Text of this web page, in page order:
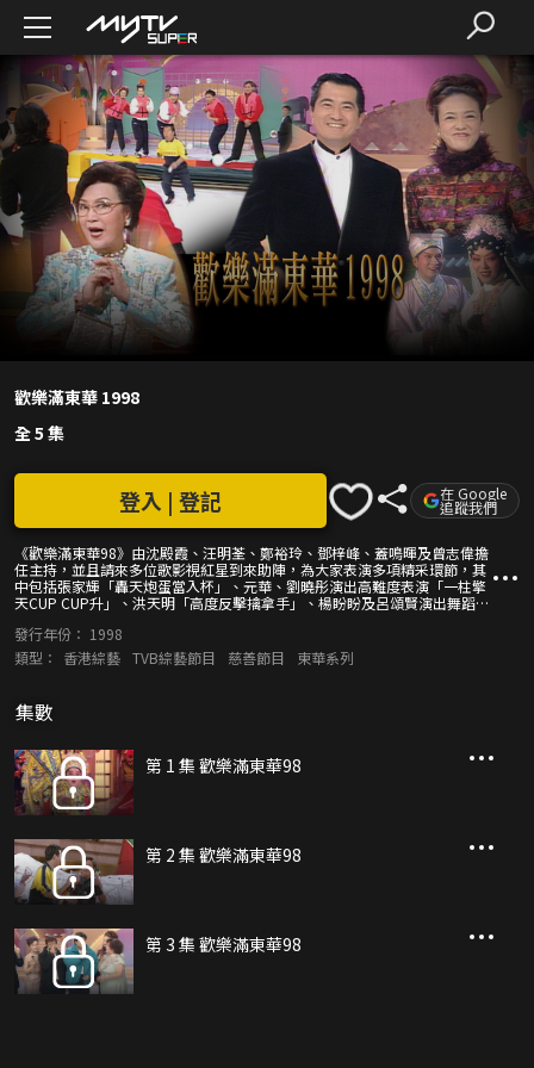
歡樂滿東華 1998
全 5 集
《歡樂滿東華98》由沈殿霞、汪明荃、鄭裕玲、鄧梓峰、蓋鳴暉及曾志偉擔
任主持，並且請來多位歌影視紅星到來助陣，為大家表演多項精采環節，其
中包括張家輝「轟天炮蛋當入杯」、元華、劉曉彤演出高難度表演「一柱擎
天CUP CUP升」、洪天明「高度反擊擒拿手」、楊盼盼及呂頌賢演出舞蹈環
莉演出歌舞環節「五美情傾DANCING秋」、藝員與總理共同參與環節「連環
球愛敢死隊」、「愛心無敵乒乓波」、「愛心無敵搵啖食」、「苦盡金來競
飲大賽」、「八乘一百無甩拖」等等，以及由張錦程、阮兆祥參與的馬拉松
捐，包括羅嘉良、馬浚偉、陳慧珊、鄭伊健、梁詠琪、鄭秀文、梅艷芳、葉
麗儀、古巨基、郭富城等等。最後會有多位歌星及粵戲紅伶表演粵劇折子
《萬世留芳張玉喬主題曲之祭英魂》、鳴芝聲劇團演出《蝶影紅梨記之亭會
- 宦遊三錯》、阮德鏘、楊千嬅演出粵劇《唐伯虎點秋香》，以及龍嘉鳳劇
團演出《艷曲醉周郎》。全台上下一眾藝鼎力演出務求為東華三院籌得最多
善款。
登入 | 登記 在 Google
追蹤我們
發行年份： 1998
類型：
香港綜藝 TVB綜藝節目 慈善節目 東華系列
集數
第 1 集 歡樂滿東華98
第 2 集 歡樂滿東華98
第 3 集 歡樂滿東華98